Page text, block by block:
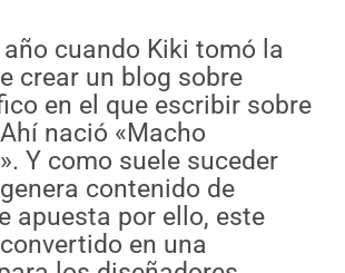
año cuando Kiki tomó la
crear un blog sobre
en el que escribir sobre
nació «Macho
Y como suele suceder
contenido de
apuesta por ello, este
en una